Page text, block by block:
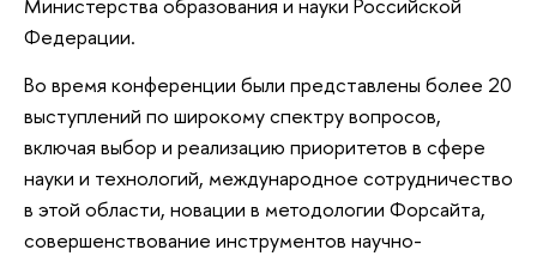
Министерства образования и науки Российской
Федерации.
Во время конференции были представлены более 20
выступлений по широкому спектру вопросов,
включая выбор и реализацию приоритетов в сфере
науки и технологий, международное сотрудничество
в этой области, новации в методологии Форсайта,
совершенствование инструментов научно-